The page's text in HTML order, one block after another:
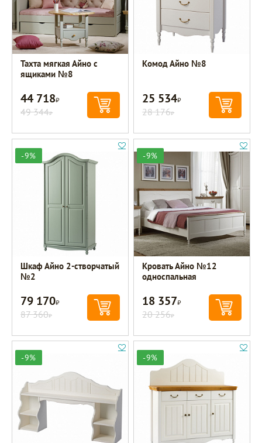
Тахта мягкая Айно с
ящиками №8
44 718Р
49 344Р
Комод Айно №8
25 534Р
28 176Р
-9%
Шкаф Айно 2-створчатый
№2
79 170Р
87 360Р
-9%
Кровать Айно №12
односпальная
18 357Р
20 256Р
-9% -9%